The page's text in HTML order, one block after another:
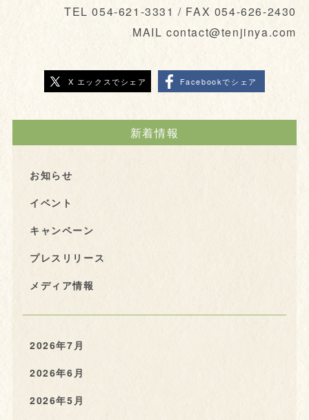
TEL 054-621-3331 / FAX 054-626-2430
MAIL contact@tenjinya.com
X エックスでシェア Facebookでシェア
新着情報
お知らせ
イベント
キャンペーン
プレスリリース
メディア情報
2026年7月
2026年6月
2026年5月